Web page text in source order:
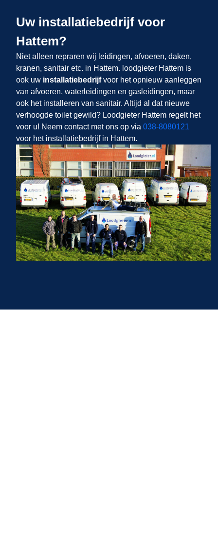
Uw installatiebedrijf voor
Hattem?
Niet alleen repraren wij leidingen, afvoeren, daken,
kranen, sanitair etc. in Hattem. loodgieter Hattem is
ook uw installatiebedrijfvoor het opnieuw aanleggen
van afvoeren, waterleidingen en gasleidingen, maar
ook het installeren van sanitair. Altijd al dat nieuwe
verhoogde toilet gewild? Loodgieter Hattem regelt het
voor u! Neem contact met ons op via 038-8080121
voor het installatiebedrijf in Hattem.